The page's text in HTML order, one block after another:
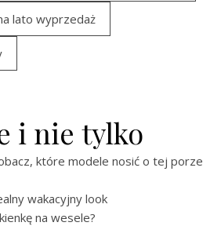
lato wyprzedaż
i nie tylko
które modele nosić o tej porze
wakacyjny look
na wesele?